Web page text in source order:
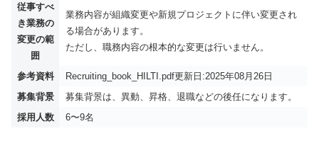
従事すべ
き業務の
変更の範
囲
業務内容が組織変更や新規プロジェクトに伴い変更され
る場合があります。
ただし、職務内容の根本的な変更は行いません。
参考資料 Recruiting_book_HILTI.pdf更新日:2025年08月26日
募集背景
募集背景は、異動、昇格、退職などの後任になります。
採用人数
6〜9名